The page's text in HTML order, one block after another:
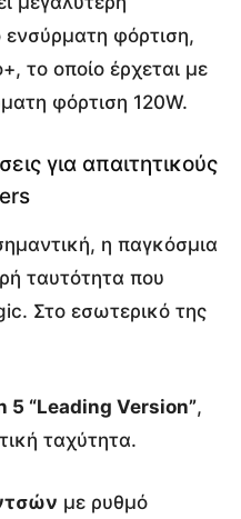
φόρτιση,
το οποίο έρχεται με
φόρτιση 120W.
για απαιτητικούς
η παγκόσμια
ταυτότητα που
Στο εσωτερικό της
5 “Leading Version”,
ταχύτητα.
με ρυθμό